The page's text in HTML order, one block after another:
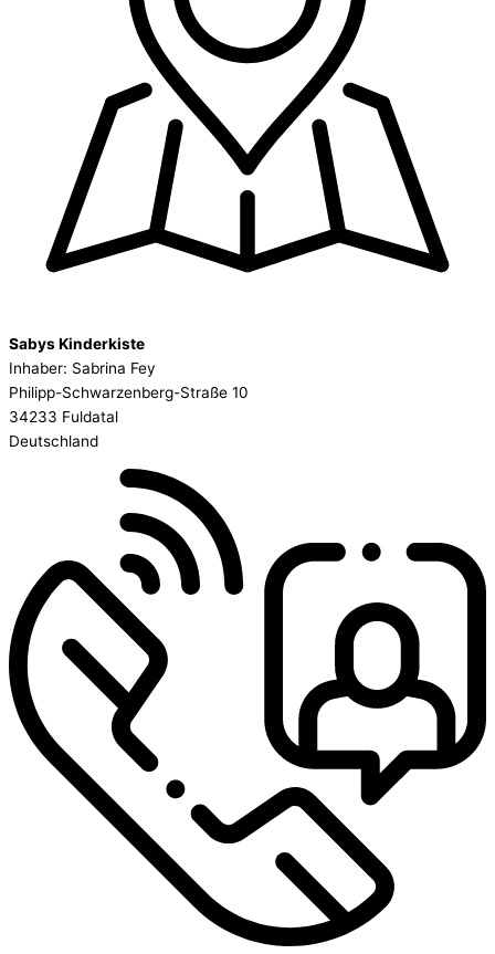
Sabys Kinderkiste
Inhaber: Sabrina Fey
Philipp-Schwarzenberg-Straße 10
34233 Fuldatal
Deutschland